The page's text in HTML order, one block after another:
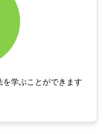
学ぶことができます